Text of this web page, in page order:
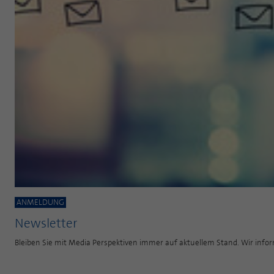
ANMELDUNG
Newsletter
Bleiben Sie mit Media Perspektiven immer auf aktuellem Stand. Wir